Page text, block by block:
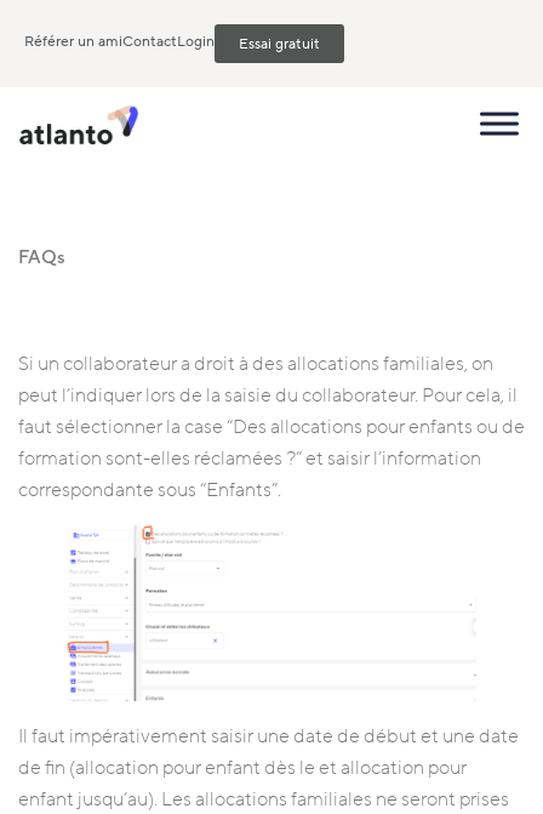
Référer un amiContactLogin Essai gratuit
FAQs
Si un collaborateur a droit à des allocations familiales, on
peut l’indiquer lors de la saisie du collaborateur. Pour cela, il
faut sélectionner la case “Des allocations pour enfants ou de
formation sont-elles réclamées ?” et saisir l’information
correspondante sous “Enfants”.
Il faut impérativement saisir une date de début et une date
de fin (allocation pour enfant dès le et allocation pour
enfant jusqu’au). Les allocations familiales ne seront prises